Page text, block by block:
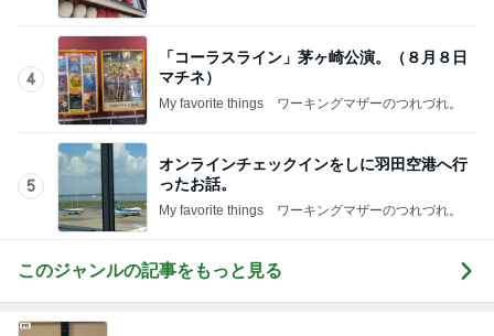
4
「コーラスライン」茅ヶ崎公演。（８月８日
マチネ）
My favorite things ワーキングマザーのつれづれ。
5
オンラインチェックインをしに羽田空港へ行
ったお話。
My favorite things ワーキングマザーのつれづれ。
このジャンルの記事をもっと見る